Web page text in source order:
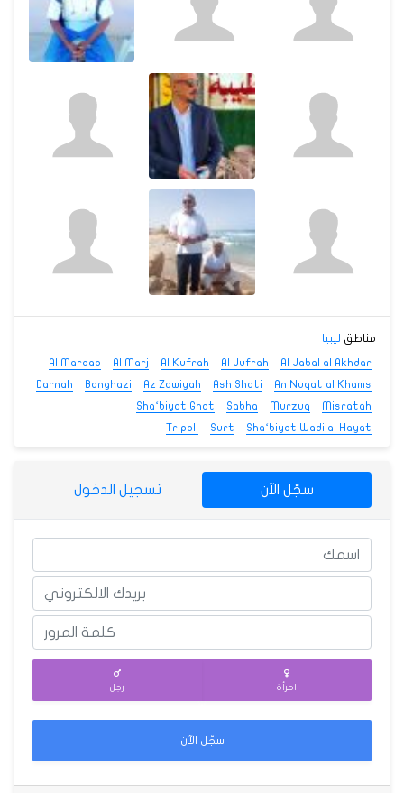
مناطق ليبيا
Al Jabal al Akhdar
Al Jufrah
Al Kufrah
Al Marj
Al Marqab
An Nuqat al Khams
Ash Shati
Az Zawiyah
Banghazi
Darnah
Misratah
Murzuq
Sabha
Sha‘biyat Ghat
Sha‘biyat Wadi al Hayat
Surt
Tripoli
سجّل الآن تسجيل الدخول
امرأة رجل
سجّل الآن